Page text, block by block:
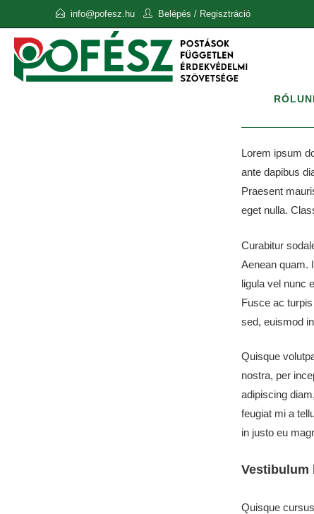
info@pofesz.hu Belépés / Regisztráció
Lorem ipsum
ante dapibus
Praesent
eget nulla.
Curabitur
Aenean quam.
ligula vel nunc
Fusce ac
sed, euismod
Quisque
nostra, per
adipiscing
feugiat mi a
in justo eu
Vestibulum
Quisque